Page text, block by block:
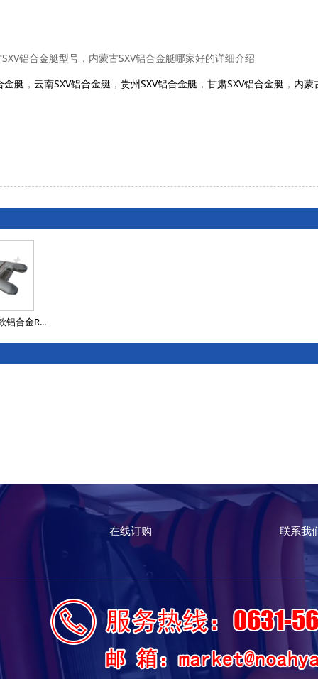
铝合金艇型号，内蒙古SXV铝合金艇哪家好的详细介绍
金艇 ， 云南SXV铝合金艇 ， 贵州SXV铝合金艇 ， 甘肃SXV铝合金艇 ， 内蒙
铝合金R...
在线订购 联系我